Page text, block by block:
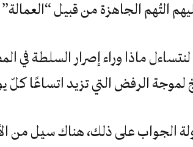
التُهم الجاهزة من قبيل
لنتساءل ماذا وراء إصرار السلطة في
لموجة الرفض التي تزيد اتساعًا كلّ
الجواب على ذلك، هناك سيل من